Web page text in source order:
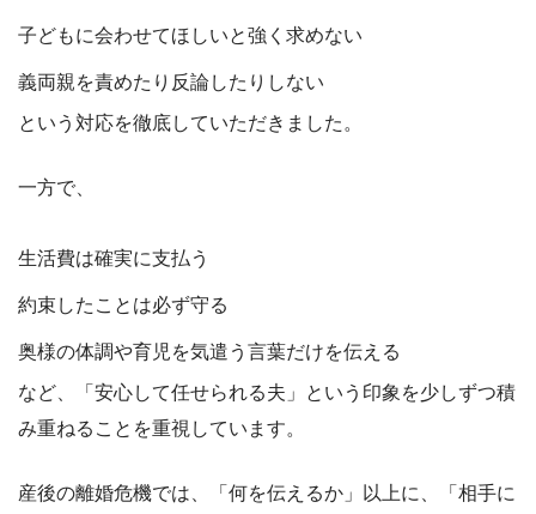
子どもに会わせてほしいと強く求めない
義両親を責めたり反論したりしない
という対応を徹底していただきました。
一方で、
生活費は確実に支払う
約束したことは必ず守る
奥様の体調や育児を気遣う言葉だけを伝える
など、「安心して任せられる夫」という印象を少しずつ積
み重ねることを重視しています。
産後の離婚危機では、「何を伝えるか」以上に、「相手に